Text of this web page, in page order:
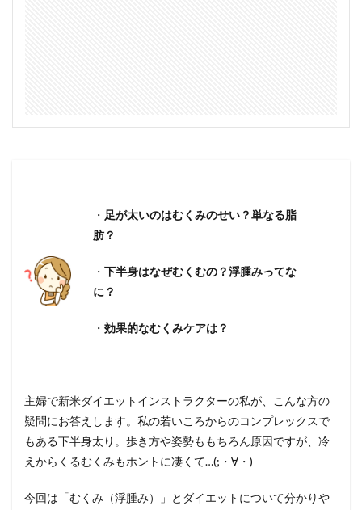
・ 足が太いのはむくみのせい？単なる脂
肪？
・ 下半身はなぜむくむの？浮腫みってな
に？
・ 効果的なむくみケアは？
主婦で新米ダイエットインストラクターの私が、こんな方の
疑問にお答えします。私の若いころからのコンプレックスで
もある下半身太り。歩き方や姿勢ももちろん原因ですが、冷
えからくるむくみもホントに凄くて…(;・∀・)
今回は「むくみ（浮腫み）」とダイエットについて分かりや